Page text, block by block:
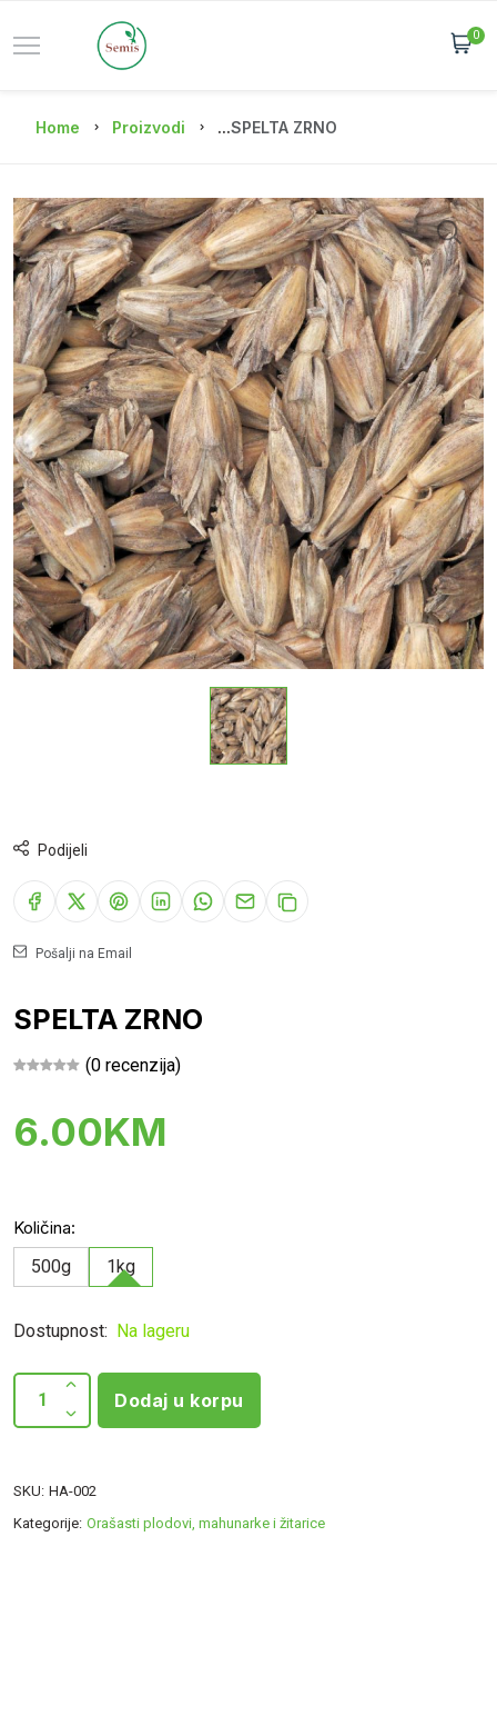
0
Home Proizvodi ...SPELTA ZRNO
Podijeli
Pošalji na Email
SPELTA ZRNO
(0 recenzija)
6.00KM
Količina:
500g
1kg
Dostupnost: Na lageru
Dodaj u korpu
SKU: HA-002
Kategorije: Orašasti plodovi, mahunarke i žitarice